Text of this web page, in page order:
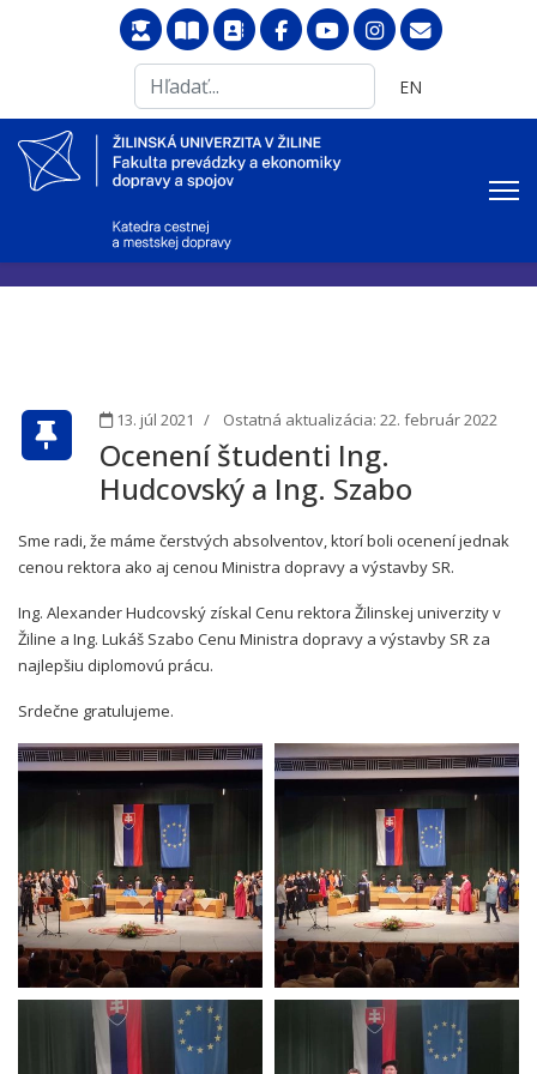
...
Vyberte váš jazyk
EN
13. júl 2021 Ostatná aktualizácia: 22. február 2022
Ocenení študenti Ing.
Hudcovský a Ing. Szabo
Sme radi, že máme čerstvých absolventov, ktorí boli ocenení jednak
cenou rektora ako aj cenou Ministra dopravy a výstavby SR.
Ing. Alexander Hudcovský získal Cenu rektora Žilinskej univerzity v
Žiline a Ing. Lukáš Szabo Cenu Ministra dopravy a výstavby SR za
najlepšiu diplomovú prácu.
Srdečne gratulujeme.